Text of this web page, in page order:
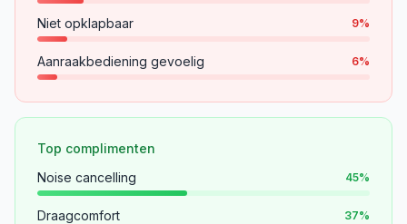
Niet opklapbaar 9%
Aanraakbediening gevoelig 6%
Top complimenten
Noise cancelling
45%
Draagcomfort 37%